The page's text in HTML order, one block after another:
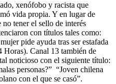
xenófobo y racista que
vida propia. Y en lugar de
tener el sello de interés
con títulos tales como:
pide ayuda tras ser estafada
Horas). Canal 13 también de
noticioso con el siguiente título:
personas?” “Joven chilena
con el que se casó”.